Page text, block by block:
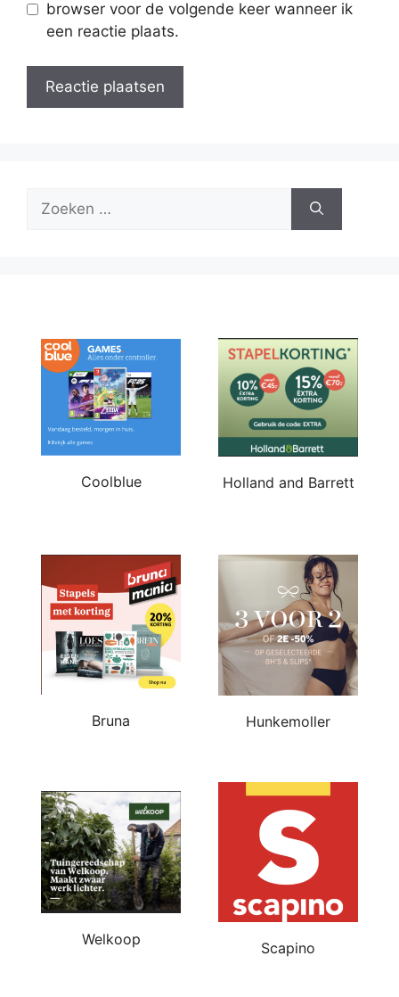
browser voor de volgende keer wanneer ik
een reactie plaats.
naar:
Coolblue Holland and Barrett
Bruna Hunkemoller
Welkoop
Scapino